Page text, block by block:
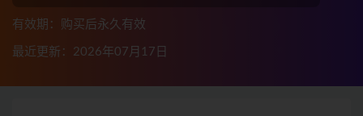
有效期：购买后永久有效
最近更新：2026年07月17日